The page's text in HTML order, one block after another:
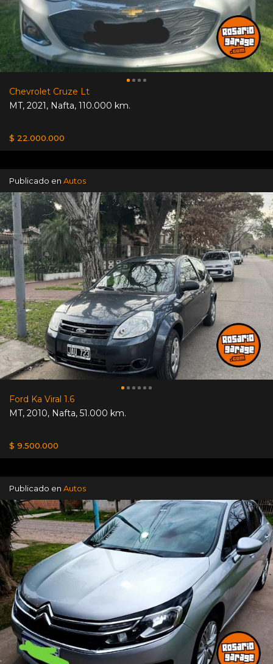
Chevrolet Cruze Lt
MT, 2021, Nafta, 110.000 km.
$ 22.000.000
Publicado en Autos
Ford Ka Viral 1.6
MT, 2010, Nafta, 51.000 km.
$ 9.500.000
Publicado en Autos